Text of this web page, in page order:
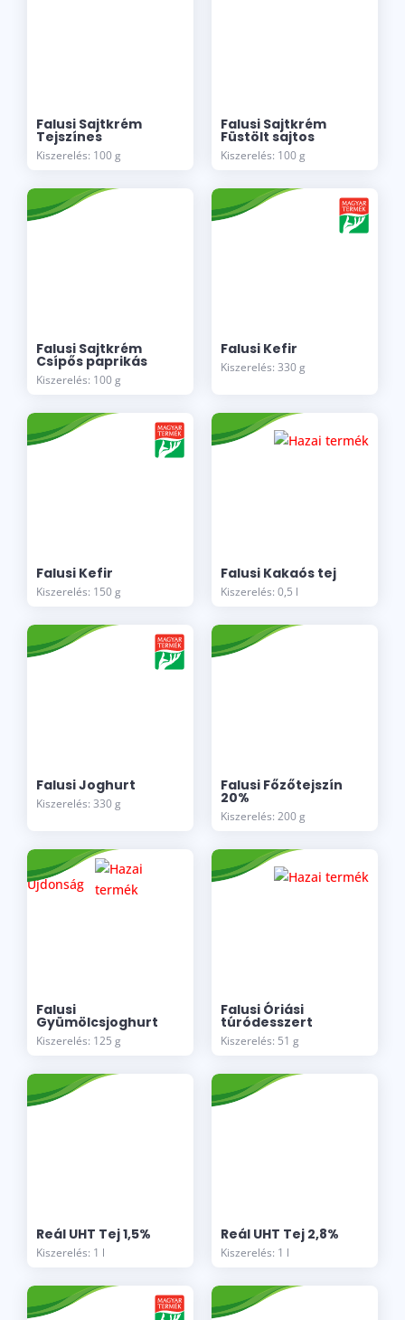
Falusi Sajtkrém
Tejszínes
Kiszerelés: 100 g
Falusi Sajtkrém
Füstölt sajtos
Kiszerelés: 100 g
Falusi Sajtkrém
Csípős paprikás
Kiszerelés: 100 g
Falusi Kefir
Kiszerelés: 330 g
Falusi Kefir
Kiszerelés: 150 g
Falusi Kakaós tej
Kiszerelés: 0,5 l
Falusi Joghurt
Kiszerelés: 330 g
Falusi Főzőtejszín
20%
Kiszerelés: 200 g
Falusi
Gyümölcsjoghurt
Kiszerelés: 125 g
Falusi Óriási
túródesszert
Kiszerelés: 51 g
Reál UHT Tej 1,5%
Kiszerelés: 1 l
Reál UHT Tej 2,8%
Kiszerelés: 1 l